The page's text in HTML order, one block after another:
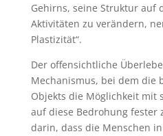
Gehirns, seine Struktur auf
Aktivitäten zu verändern,
Plastizität“.
Der offensichtliche
Mechanismus, bei dem die
Objekts die Möglichkeit mit
auf diese Bedrohung fester
darin, dass die Menschen